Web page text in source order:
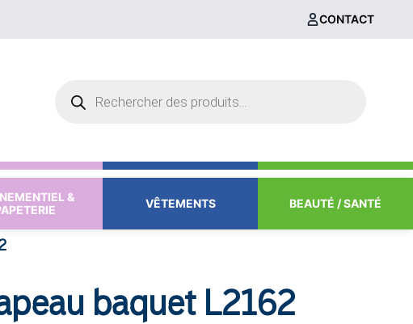
CONTACT
produits
&
VÊTEMENTS BEAUTÉ / SANTÉ
baquet L2162